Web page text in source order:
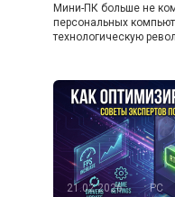
Мини-ПК больше не
персональных
технологическую
21.02.2026 PC